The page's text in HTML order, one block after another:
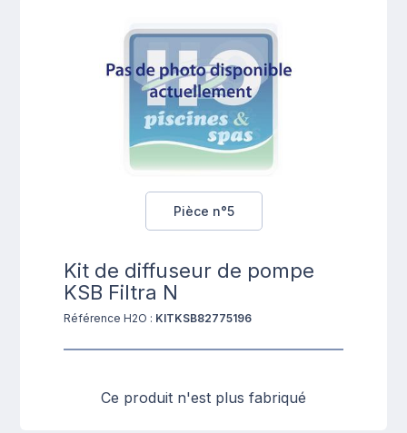
Pièce n°5
Kit de diffuseur de pompe
KSB Filtra N
Référence H2O : KITKSB82775196
Ce produit n'est plus fabriqué